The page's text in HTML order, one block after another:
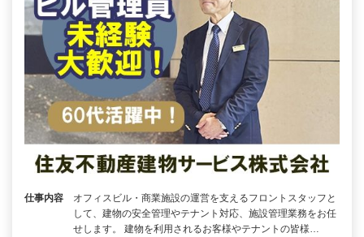
仕事内容
オフィスビル・商業施設の運営を支えるフロントスタッフと
して、建物の安全管理やテナント対応、施設管理業務をお任
せします。 建物を利用されるお客様やテナントの皆様…